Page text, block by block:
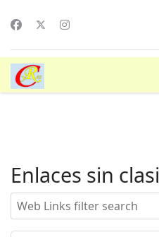
Enlaces sin
Web Links filter search